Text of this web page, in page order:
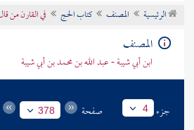
تراجم الأعلام
الرئيسية المصنف كتاب الحج في القارن من
المصنف
ابن أبي شيبة - عبد الله بن محمد بن أبي شيبة
جزء 4 صفحة 378